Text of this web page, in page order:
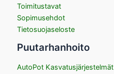
Toimitustavat
Sopimusehdot
Tietosuojaseloste
Puutarhanhoito
AutoPot Kasvatusjärjestelmät